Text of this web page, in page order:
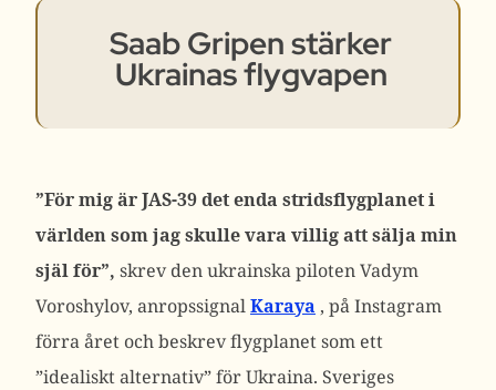
Saab Gripen stärker
Ukrainas flygvapen
”För mig är JAS-39 det enda stridsflygplanet i
världen som jag skulle vara villig att sälja min
själ för”, skrev den ukrainska piloten Vadym
Voroshylov, anropssignalKaraya , på Instagram
förra året och beskrev flygplanet som ett
”idealiskt alternativ” för Ukraina. Sveriges